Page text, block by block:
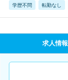
学歴不問 転勤なし
求人情報